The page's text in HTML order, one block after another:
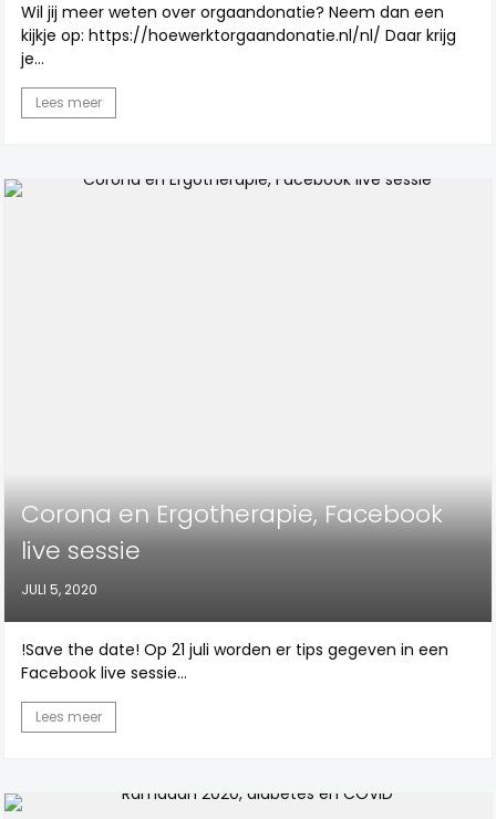
Wil jij meer weten over orgaandonatie? Neem dan een
kijkje op: https://hoewerktorgaandonatie.nl/nl/ Daar krijg
je...
Lees meer
Corona en Ergotherapie, Facebook
live sessie
JULI 5, 2020
!Save the date! Op 21 juli worden er tips gegeven in een
Facebook live sessie...
Lees meer